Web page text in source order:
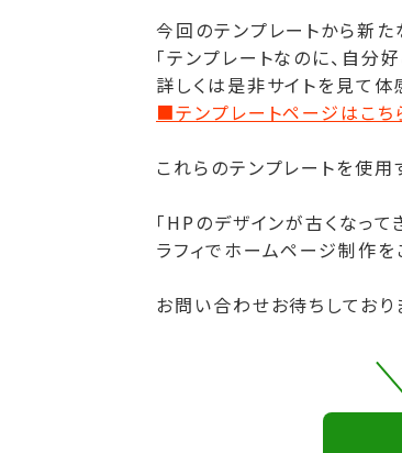
今回のテンプレートから新た
「テンプレートなのに、自分
詳しくは是非サイトを見て体
■テンプレートページはこち
これらのテンプレートを使用
「HPのデザインが古くなっ
ラフィでホームページ制作を
お問い合わせお待ちしており